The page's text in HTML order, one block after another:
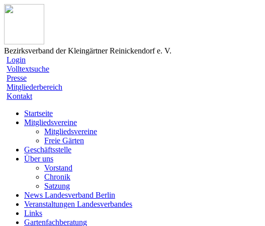
Bezirksverband der Kleingärtner Reinickendorf e. V.
Login
Volltextsuche
Presse
Mitgliederbereich
Kontakt
Startseite
Mitgliedsvereine
Mitgliedsvereine
Freie Gärten
Geschäftsstelle
Über uns
Vorstand
Chronik
Satzung
News Landesverband Berlin
Veranstaltungen Landesverbandes
Links
Gartenfachberatung